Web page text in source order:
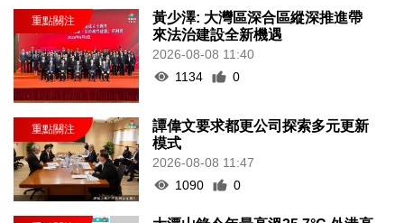
黃少澤: 大灣區深合區縱深推進帶
來法治建設全新機遇
2026-08-08 11:40
1134
0
譚偉文要求都更公司探索多元更新
模式
2026-08-08 11:47
1090
0